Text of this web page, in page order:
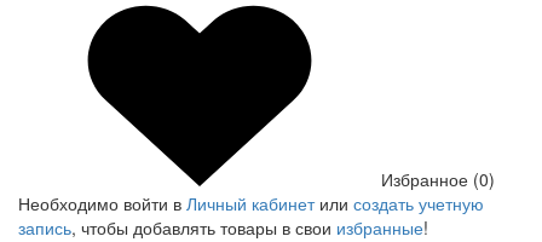
Избранное (0)
Необходимо войти в Личный кабинетили создать учетную
запись, чтобы добавлять товары в свои избранные!